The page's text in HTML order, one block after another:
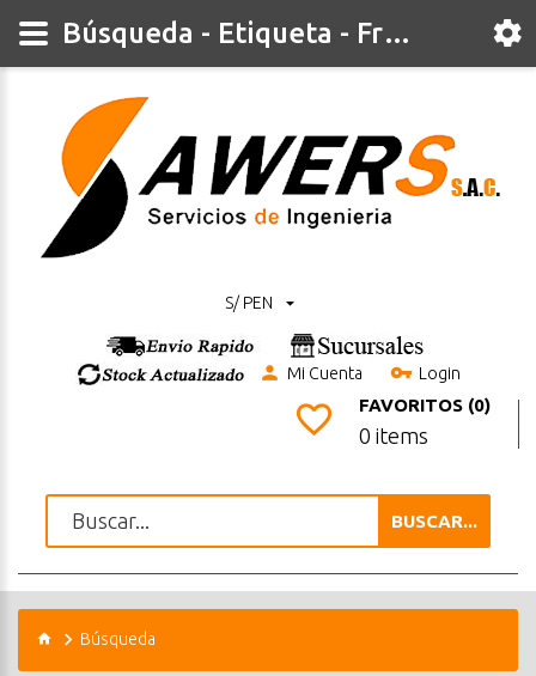
S/ PEN
Mi Cuenta Login
FAVORITOS (0)
0 items
BUSCAR...
Búsqueda
Búsqueda - Etiqueta - Fresa